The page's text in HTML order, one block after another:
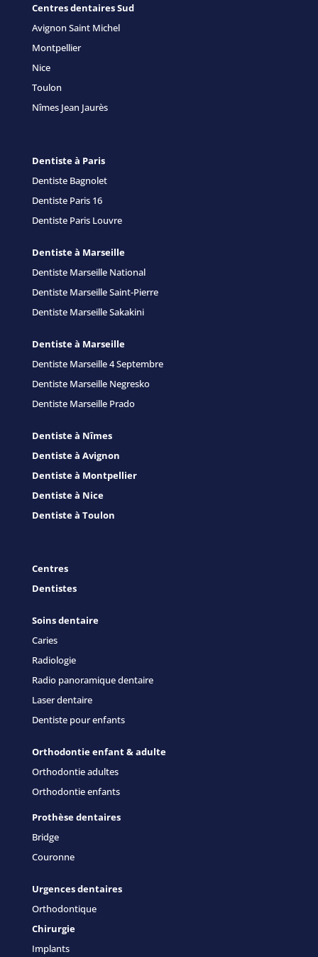
Centres dentaires Sud
Avignon Saint Michel
Montpellier
Nice
Toulon
Nîmes Jean Jaurès
Dentiste à Paris
Dentiste Bagnolet
Dentiste Paris 16
Dentiste Paris Louvre
Dentiste à Marseille
Dentiste Marseille National
Dentiste Marseille Saint-Pierre
Dentiste Marseille Sakakini
Dentiste à Marseille
Dentiste Marseille 4 Septembre
Dentiste Marseille Negresko
Dentiste Marseille Prado
Dentiste à Nîmes
Dentiste à Avignon
Dentiste à Montpellier
Dentiste à Nice
Dentiste à Toulon
Centres
Dentistes
Soins dentaire
Caries
Radiologie
Radio panoramique dentaire
Laser dentaire
Dentiste pour enfants
Orthodontie enfant & adulte
Orthodontie adultes
Orthodontie enfants
Prothèse dentaires
Bridge
Couronne
Urgences dentaires
Orthodontique
Chirurgie
Implants